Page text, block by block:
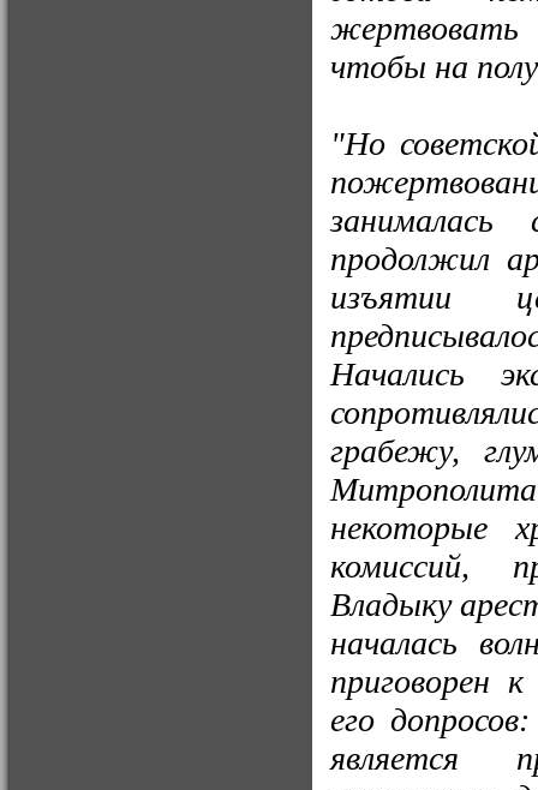
жертвовать
чтобы на
"Но
продолжил
изъятии
Начались
грабежу,
некоторые
комиссий,
Владыку
началась
приговорен
его
является